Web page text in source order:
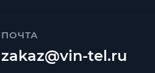
ПОЧТА
zakaz@vin-tel.ru